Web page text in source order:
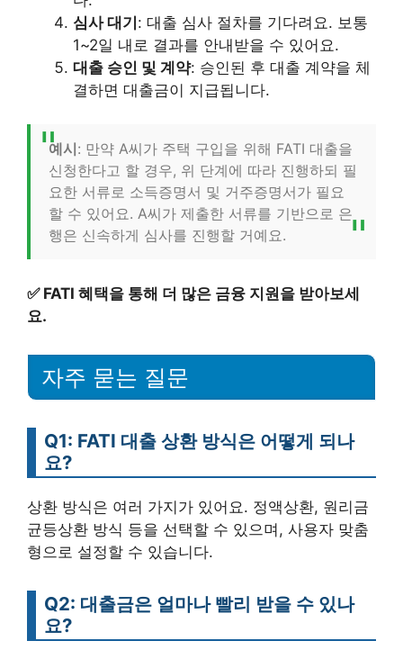
심사 대기: 대출 심사 절차를 기다려요. 보통
1~2일 내로 결과를 안내받을 수 있어요.
대출 승인 및 계약: 승인된 후 대출 계약을 체
결하면 대출금이 지급됩니다.
예시: 만약 A씨가 주택 구입을 위해 FATI 대출을
신청한다고 할 경우, 위 단계에 따라 진행하되 필
요한 서류로 소득증명서 및 거주증명서가 필요
할 수 있어요. A씨가 제출한 서류를 기반으로 은
행은 신속하게 심사를 진행할 거예요.
✅ FATI 혜택을 통해 더 많은 금융 지원을 받아보세
요.
자주 묻는 질문
Q1: FATI 대출 상환 방식은 어떻게 되나
요?
상환 방식은 여러 가지가 있어요. 정액상환, 원리금
균등상환 방식 등을 선택할 수 있으며, 사용자 맞춤
형으로 설정할 수 있습니다.
Q2: 대출금은 얼마나 빨리 받을 수 있나
요?